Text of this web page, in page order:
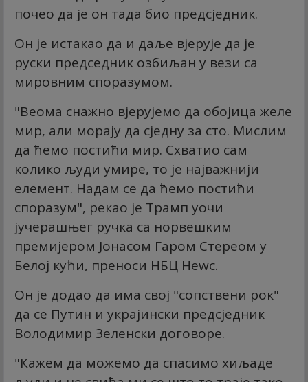
почео да је он тада био предсједник.
Он је истакао да и даље вјерује да је
руски председник озбиљан у вези са
мировним споразумом.
"Веома снажно вјерујемо да обојица желе
мир, али морају да сједну за сто. Мислим
да ћемо постићи мир. Схватио сам
колико људи умире, то је најважнији
елемент. Надам се да ћемо постићи
споразум", рекао је Трамп уочи
јучерашњег ручка са норвешким
премијером Јонасом Гаром Стереом у
Белој кући, преноси НБЦ Неwс.
Он је додао да има свој "сопствени рок"
да се Путин и украјински предсједник
Володимир Зеленски договоре.
"Кажем да можемо да спасимо хиљаде